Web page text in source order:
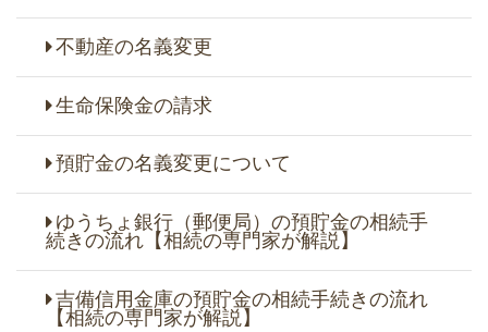
不動産の名義変更
生命保険金の請求
預貯金の名義変更について
ゆうちょ銀行（郵便局）の預貯金の相続手
続きの流れ【相続の専門家が解説】
吉備信用金庫の預貯金の相続手続きの流れ
【相続の専門家が解説】